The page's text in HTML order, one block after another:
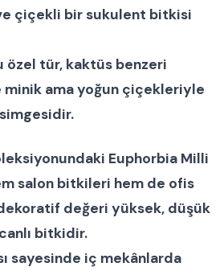
çiçekli birsukulent bitkisi
özel tür, kaktüs benzeri
ama yoğun çiçekleriyle
Euphorbia Milli
salon bitkileri hem de ofis
değeri yüksek, düşük
bitkidir.
sayesinde iç mekânlarda